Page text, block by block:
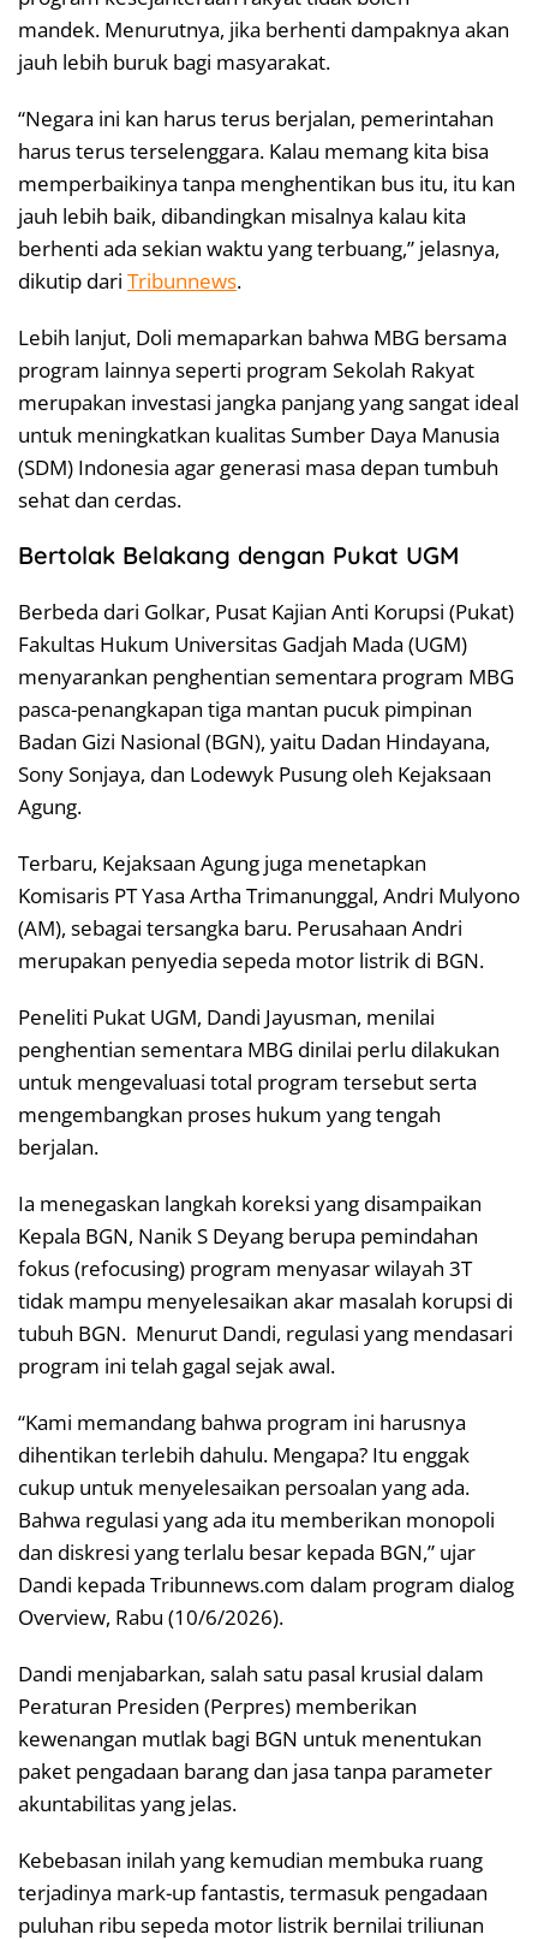
mandek. Menurutnya, jika berhenti dampaknya akan
jauh lebih buruk bagi masyarakat.
“Negara ini kan harus terus berjalan, pemerintahan
harus terus terselenggara. Kalau memang kita bisa
memperbaikinya tanpa menghentikan bus itu, itu kan
jauh lebih baik, dibandingkan misalnya kalau kita
berhenti ada sekian waktu yang terbuang,” jelasnya,
dikutip dari Tribunnews.
Lebih lanjut, Doli memaparkan bahwa MBG bersama
program lainnya seperti program Sekolah Rakyat
merupakan investasi jangka panjang yang sangat ideal
untuk meningkatkan kualitas Sumber Daya Manusia
(SDM) Indonesia agar generasi masa depan tumbuh
sehat dan cerdas.
Bertolak Belakang dengan Pukat UGM
Berbeda dari Golkar, Pusat Kajian Anti Korupsi (Pukat)
Fakultas Hukum Universitas Gadjah Mada (UGM)
menyarankan penghentian sementara program MBG
pasca-penangkapan tiga mantan pucuk pimpinan
Badan Gizi Nasional (BGN), yaitu Dadan Hindayana,
Sony Sonjaya, dan Lodewyk Pusung oleh Kejaksaan
Agung.
Terbaru, Kejaksaan Agung juga menetapkan
Komisaris PT Yasa Artha Trimanunggal, Andri Mulyono
(AM), sebagai tersangka baru. Perusahaan Andri
merupakan penyedia sepeda motor listrik di BGN.
Peneliti Pukat UGM, Dandi Jayusman, menilai
penghentian sementara MBG dinilai perlu dilakukan
untuk mengevaluasi total program tersebut serta
mengembangkan proses hukum yang tengah
berjalan.
Ia menegaskan langkah koreksi yang disampaikan
Kepala BGN, Nanik S Deyang berupa pemindahan
fokus (refocusing) program menyasar wilayah 3T
tidak mampu menyelesaikan akar masalah korupsi di
tubuh BGN. Menurut Dandi, regulasi yang mendasari
program ini telah gagal sejak awal.
“Kami memandang bahwa program ini harusnya
dihentikan terlebih dahulu. Mengapa? Itu enggak
cukup untuk menyelesaikan persoalan yang ada.
Bahwa regulasi yang ada itu memberikan monopoli
dan diskresi yang terlalu besar kepada BGN,” ujar
Dandi kepada Tribunnews.com dalam program dialog
Overview, Rabu (10/6/2026).
Dandi menjabarkan, salah satu pasal krusial dalam
Peraturan Presiden (Perpres) memberikan
kewenangan mutlak bagi BGN untuk menentukan
paket pengadaan barang dan jasa tanpa parameter
akuntabilitas yang jelas.
Kebebasan inilah yang kemudian membuka ruang
terjadinya mark-up fantastis, termasuk pengadaan
puluhan ribu sepeda motor listrik bernilai triliunan